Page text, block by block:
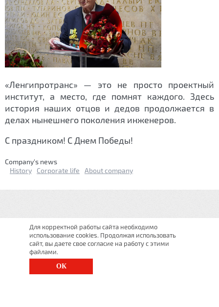
«Ленгипротранс» — это не просто проектный
институт, а место, где помнят каждого. Здесь
история наших отцов и дедов продолжается в
делах нынешнего поколения инженеров.
С праздником! С Днем Победы!
Сompany's news
History
Corporate life About company
Для корректной работы сайта необходимо
использование cookies. Продолжая использовать
сайт, вы даете свое согласие на работу с этими
файлами.
ОК